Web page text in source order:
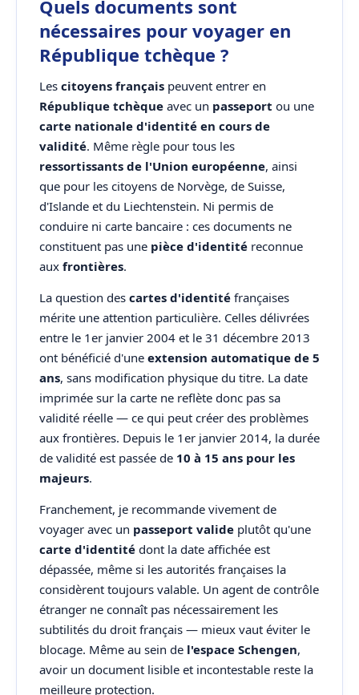
Quels documents sont
nécessaires pour voyager en
République tchèque ?
Les citoyens français peuvent entrer en
République tchèque avec un passeport ou une
carte nationale d'identité en cours de
validité. Même règle pour tous les
ressortissants de l'Union européenne, ainsi
que pour les citoyens de Norvège, de Suisse,
d'Islande et du Liechtenstein. Ni permis de
conduire ni carte bancaire : ces documents ne
constituent pas une pièce d'identité reconnue
aux frontières.
La question des cartes d'identité françaises
mérite une attention particulière. Celles délivrées
entre le 1er janvier 2004 et le 31 décembre 2013
ont bénéficié d'une extension automatique de 5
ans, sans modification physique du titre. La date
imprimée sur la carte ne reflète donc pas sa
validité réelle — ce qui peut créer des problèmes
aux frontières. Depuis le 1er janvier 2014, la durée
de validité est passée de 10 à 15 ans pour les
majeurs.
Franchement, je recommande vivement de
voyager avec un passeport valide plutôt qu'une
carte d'identité dont la date affichée est
dépassée, même si les autorités françaises la
considèrent toujours valable. Un agent de contrôle
étranger ne connaît pas nécessairement les
subtilités du droit français — mieux vaut éviter le
blocage. Même au sein de l'espace Schengen,
avoir un document lisible et incontestable reste la
meilleure protection.